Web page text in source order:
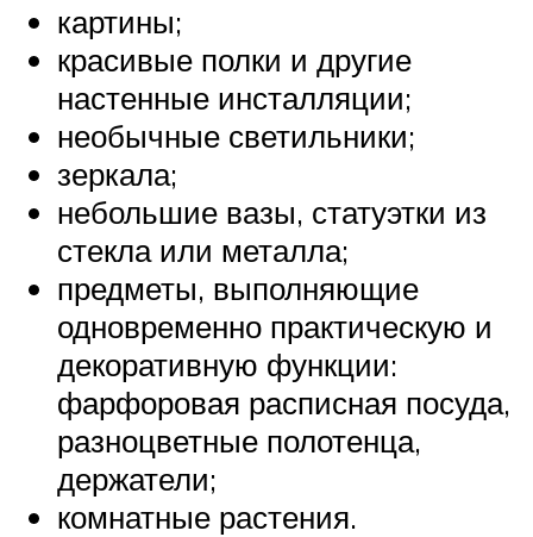
картины;
красивые полки и другие
настенные инсталляции;
необычные светильники;
зеркала;
небольшие вазы, статуэтки из
стекла или металла;
предметы, выполняющие
одновременно практическую и
декоративную функции:
фарфоровая расписная посуда,
разноцветные полотенца,
держатели;
комнатные растения.